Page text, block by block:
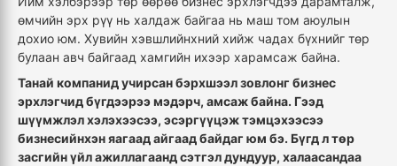
өмчийн эрх рүү нь халдаж байгаа нь маш том аюулын
дохио юм. Хувийн хэвшлийнхний хийж чадах бүхнийг төр
булаан авч байгаад хамгийн ихээр харамсаж байна.
Танай компанид учирсан бэрхшээл зовлонг бизнес
эрхлэгчид бүгдээрээ мэдэрч, амсаж байна. Гээд
шүүмжлэл хэлэхээсээ, эсэргүүцэж тэмцэхээсээ
бизнесийнхэн яагаад айгаад байдаг юм бэ. Бүгд л төр
засгийн үйл ажиллагаанд сэтгэл дундуур, халаасандаа